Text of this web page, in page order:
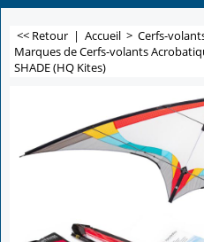
<< Retour | Accueil > Cerfs-
Marques de Cerfs-volants
SHADE (HQ Kites)